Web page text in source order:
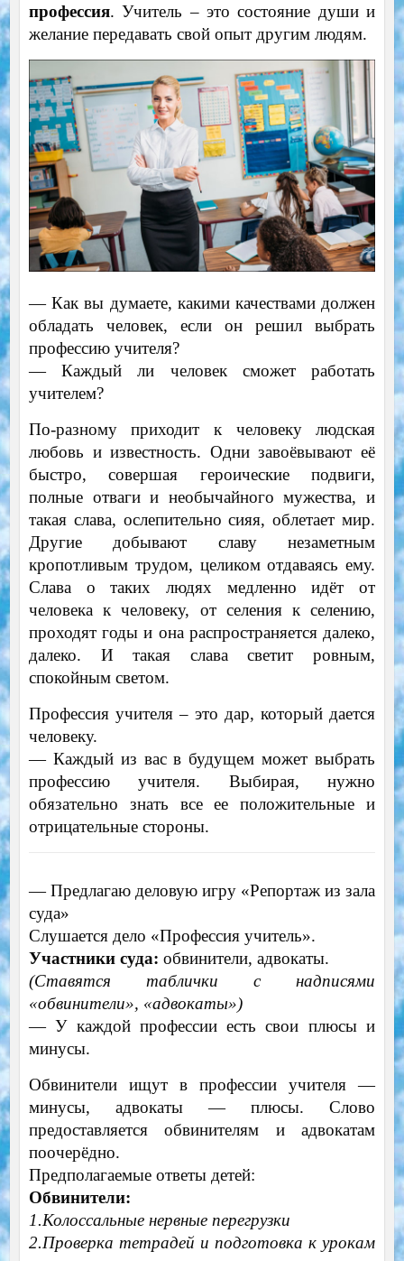
профессия. Учитель – это состояние души и
желание передавать свой опыт другим людям.
—Как вы думаете, какими качествами должен
обладать человек, если он решил выбрать
профессию учителя?
—Каждый ли человек сможет работать
учителем?
По-разному приходит к человеку людская
любовь и известность. Одни завоёвывают её
быстро, совершая героические подвиги,
полные отваги и необычайного мужества, и
такая слава, ослепительно сияя, облетает мир.
Другие добывают славу незаметным
кропотливым трудом, целиком отдаваясь ему.
Слава о таких людях медленно идёт от
человека к человеку, от селения к селению,
проходят годы и она распространяется далеко,
далеко. И такая слава светит ровным,
спокойным светом.
Профессия учителя – это дар, который дается
человеку.
—Каждый из вас в будущем может выбрать
профессию учителя. Выбирая, нужно
обязательно знать все ее положительные и
отрицательные стороны.
—Предлагаю деловую игру «Репортаж из зала
суда»
Слушается дело «Профессия учитель».
Участники суда: обвинители, адвокаты.
(Ставятся таблички с надписями
«обвинители», «адвокаты»)
—У каждой профессии есть свои плюсы и
минусы.
Обвинители ищут в профессии учителя —
минусы, адвокаты — плюсы.Слово
предоставляется обвинителям и адвокатам
поочерёдно.
Предполагаемые ответы детей:
Обвинители:
1.Колоссальные нервные перегрузки
2.Проверка тетрадей и подготовка к урокам